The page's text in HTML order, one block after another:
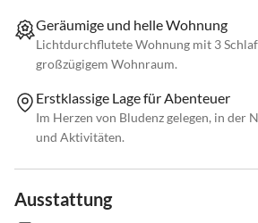
Geräumige und helle Wohnung
Lichtdurchflutete Wohnung mit 3
großzügigem Wohnraum.
Erstklassige Lage für Abenteuer
Im Herzen von Bludenz gelegen, in der
und Aktivitäten.
Ausstattung